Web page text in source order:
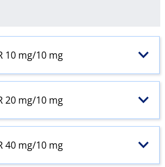
10 mg/10 mg
20 mg/10 mg
40 mg/10 mg